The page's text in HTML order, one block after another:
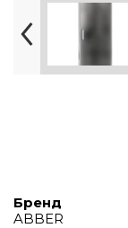
Бренд
ABBER